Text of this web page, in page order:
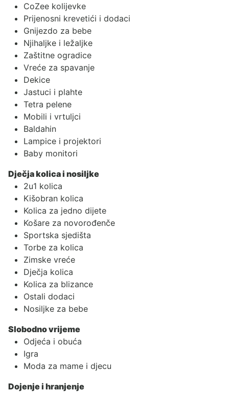
CoZee kolijevke
Prijenosni krevetići i dodaci
Gnijezdo za bebe
Njihaljke i ležaljke
Zaštitne ogradice
Vreće za spavanje
Dekice
Jastuci i plahte
Tetra pelene
Mobili i vrtuljci
Baldahin
Lampice i projektori
Baby monitori
Dječja kolica i nosiljke
2u1 kolica
Kišobran kolica
Kolica za jedno dijete
Košare za novorođenče
Sportska sjedišta
Torbe za kolica
Zimske vreće
Dječja kolica
Kolica za blizance
Ostali dodaci
Nosiljke za bebe
Slobodno vrijeme
Odjeća i obuća
Igra
Moda za mame i djecu
Dojenje i hranjenje